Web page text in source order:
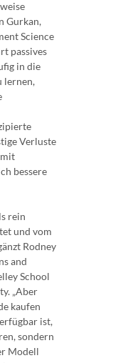
Gurkan,
Science
passives
in die
lernen,
Verluste
bessere
rein
und vom
Rodney
and
School
„Aber
kaufen
ist,
sondern
Modell